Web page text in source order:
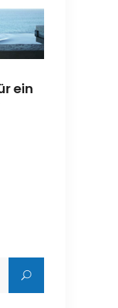
ein